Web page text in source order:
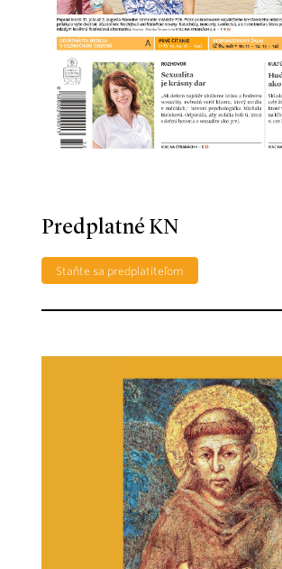
Predplatné KN
Staňte sa predplatiteľom